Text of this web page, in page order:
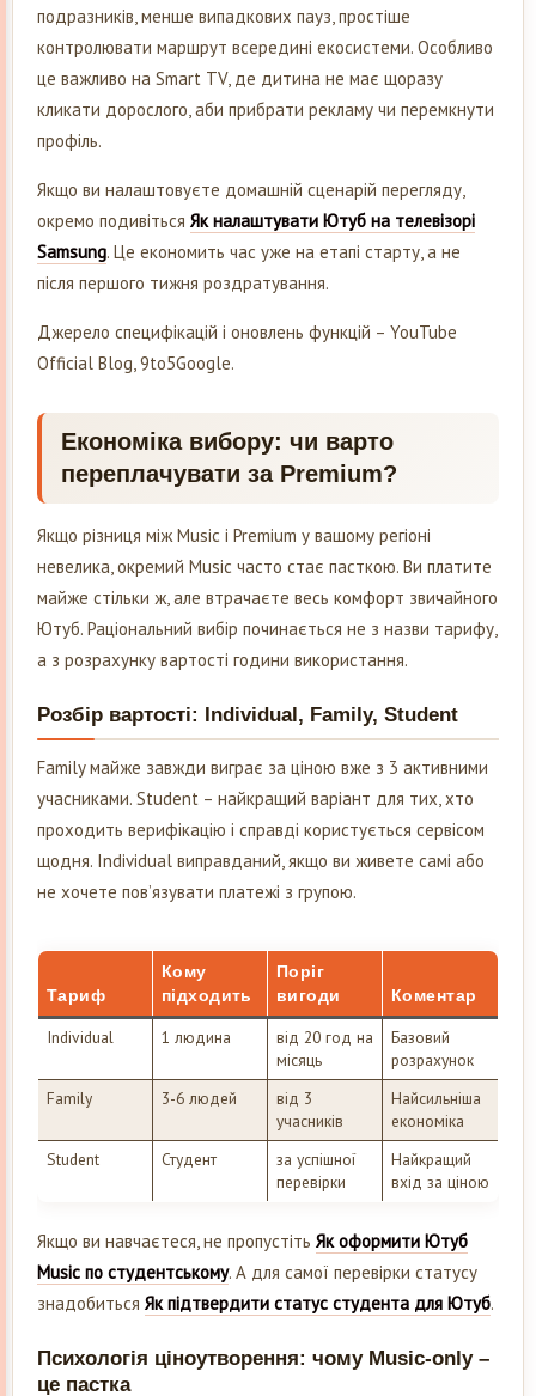
подразників, менше випадкових пауз, простіше
контролювати маршрут всередині екосистеми. Особливо
це важливо на Smart TV, де дитина не має щоразу
кликати дорослого, аби прибрати рекламу чи перемкнути
профіль.
Якщо ви налаштовуєте домашній сценарій перегляду,
окремо подивіться Як налаштувати Ютуб на телевізорі
Samsung. Це економить час уже на етапі старту, а не
після першого тижня роздратування.
Джерело специфікацій і оновлень функцій – YouTube
Official Blog, 9to5Google.
Економіка вибору: чи варто
переплачувати за Premium?
Якщо різниця між Music і Premium у вашому регіоні
невелика, окремий Music часто стає пасткою. Ви платите
майже стільки ж, але втрачаєте весь комфорт звичайного
Ютуб. Раціональний вибір починається не з назви тарифу,
а з розрахунку вартості години використання.
Розбір вартості: Individual, Family, Student
Family майже завжди виграє за ціною вже з 3 активними
учасниками. Student – найкращий варіант для тих, хто
проходить верифікацію і справді користується сервісом
щодня. Individual виправданий, якщо ви живете самі або
не хочете пов’язувати платежі з групою.
Тариф
Кому
підходить
Поріг
вигоди
Коментар
Individual 1 людина
від 20 год на
місяць
Базовий
розрахунок
Family
3-6 людей
від 3
учасників
Найсильніша
економіка
Student
Студент
за успішної
перевірки
Найкращий
вхід за ціною
Якщо ви навчаєтеся, не пропустіть Як оформити Ютуб
Music по студентському. А для самої перевірки статусу
знадобиться Як підтвердити статус студента для Ютуб.
Психологія ціноутворення: чому Music-only –
це пастка